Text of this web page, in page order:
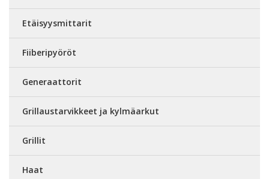
Etäisyysmittarit
Fiiberipyöröt
Generaattorit
Grillaustarvikkeet ja kylmäarkut
Grillit
Haat